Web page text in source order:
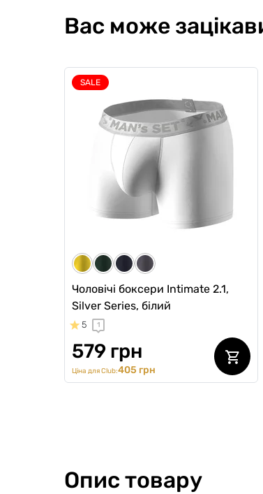
Чоловічі анатомічні боксери з
бавовни, Anatomic Classic 2.0,
Black Series, червоний
599 грн
509 грн
Вас може
SALE
Чоловічі боксери Intimate 2.1,
Silver Series, білий
5 1
579 грн
Ціна для Club:405 грн
Опис товару